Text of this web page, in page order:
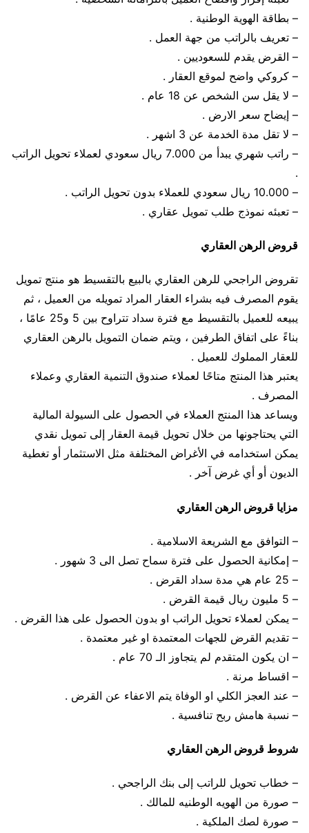
– بطاقة الهوية الوطنية .
– تعريف بالراتب من جهة العمل .
– القرض يقدم للسعوديين .
– كروكي واضح لموقع العقار .
– لا يقل سن الشخص عن 18 عام .
– إيضاح سعر الارض .
– لا تقل مدة الخدمة عن 3 اشهر .
– راتب شهري يبدأ من 7.000 ريال سعودي لعملاء تحويل الراتب
.
– 10.000 ريال سعودي للعملاء بدون تحويل الراتب .
– تعبئه نموذج طلب تمويل عقاري .
قروض الرهن العقاري
تقروض الراجحي للرهن العقاري بالبيع بالتقسيط هو منتج تمويل
يقوم المصرف فيه بشراء العقار المراد تمويله من العميل ، ثم
يبيعه للعميل بالتقسيط مع فترة سداد تتراوح بين 5 و25 عامًا ،
بناءً على اتفاق الطرفين ، ويتم ضمان التمويل بالرهن العقاري
للعقار المملوك للعميل .
يعتبر هذا المنتج متاحًا لعملاء صندوق التنمية العقاري وعملاء
المصرف .
ويساعد هذا المنتج العملاء في الحصول على السيولة المالية
التي يحتاجونها من خلال تحويل قيمة العقار إلى تمويل نقدي
يمكن استخدامه في الأغراض المختلفة مثل الاستثمار أو تغطية
الديون أو أي غرض آخر .
مزايا قروض الرهن العقاري
– التوافق مع الشريعة الاسلامية .
– إمكانية الحصول على فترة سماح تصل الى 3 شهور .
– 25 عام هي مدة سداد القرض .
– 5 مليون ريال قيمة القرض .
– يمكن لعملاء تحويل الراتب او بدون الحصول على هذا القرض .
– تقديم القرض للجهات المعتمدة او غير معتمدة .
– ان يكون المتقدم لم يتجاوز الـ 70 عام .
– اقساط مرنة .
– عند العجز الكلي او الوفاة يتم الاعفاء عن القرض .
– نسبة هامش ربح تنافسية .
شروط قروض الرهن العقاري
– خطاب تحويل للراتب إلى بنك الراجحي .
– صورة من الهويه الوطنيه للمالك .
– صورة لصك الملكية .